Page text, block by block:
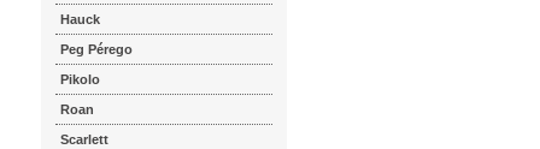
Hauck
Peg Pérego
Pikolo
Roan
Scarlett